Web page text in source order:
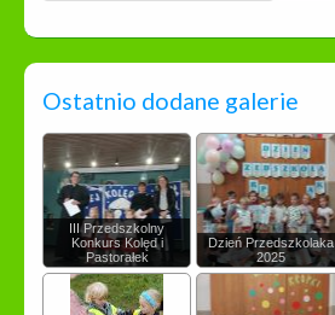
Ostatnio dodane galerie
III Przedszkolny
Konkurs Kolęd i
Pastorałek
Dzień Przedszkolaka
2025